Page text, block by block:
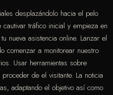
desplazándolo hacia el pelo
tráfico inicial y empieza en
nueva asistencia online. Lanzar el
comenzar a monitorear nuestro
Usar herramientas sobre
de el visitante. La noticia
adaptando el objetivo así­ como